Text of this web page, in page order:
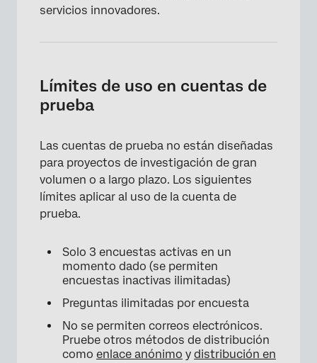
servicios innovadores.
Límites de uso en cuentas de
prueba
Las cuentas de prueba no están diseñadas
para proyectos de investigación de gran
volumen o a largo plazo. Los siguientes
límites aplicar al uso de la cuenta de
prueba.
Solo 3 encuestas activas en un
momento dado (se permiten
encuestas inactivas ilimitadas)
Preguntas ilimitadas por encuesta
No se permiten correos electrónicos.
Pruebe otros métodos de distribución
como enlace anónimo y distribución en